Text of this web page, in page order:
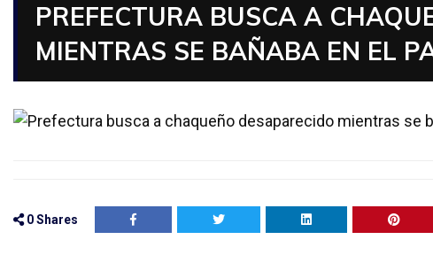
PREFECTURA BUSCA A
MIENTRAS SE BAÑABA EN EL
0Shares